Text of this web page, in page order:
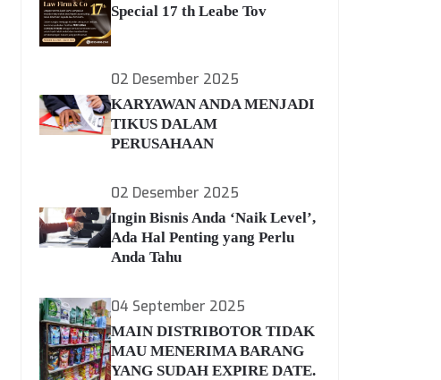
Special 17 th Leabe Tov
02 Desember 2025
KARYAWAN ANDA MENJADI
TIKUS DALAM
PERUSAHAAN
02 Desember 2025
Ingin Bisnis Anda ‘Naik Level’,
Ada Hal Penting yang Perlu
Anda Tahu
04 September 2025
MAIN DISTRIBOTOR TIDAK
MAU MENERIMA BARANG
YANG SUDAH EXPIRE DATE.